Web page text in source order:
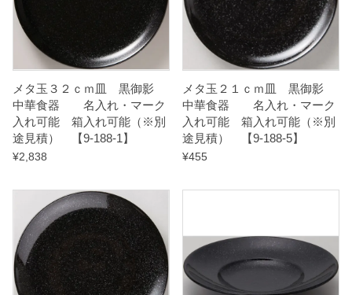
れ
可
※
別
途
積
【
9
メタ玉３２ｃｍ皿 黒御影
中華食器 名入れ・マーク
入れ可能 箱入れ可能（※別
途見積） 【9-188-1】
¥2,838
メタ玉２１ｃｍ皿 黒御影
中華食器 名入れ・マーク
入れ可能 箱入れ可能（※別
途見積） 【9-188-5】
¥455